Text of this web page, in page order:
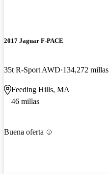
2017 Jaguar F-PACE
35t R-Sport AWD 134,272 millas
Feeding Hills, MA
46 millas
Buena oferta